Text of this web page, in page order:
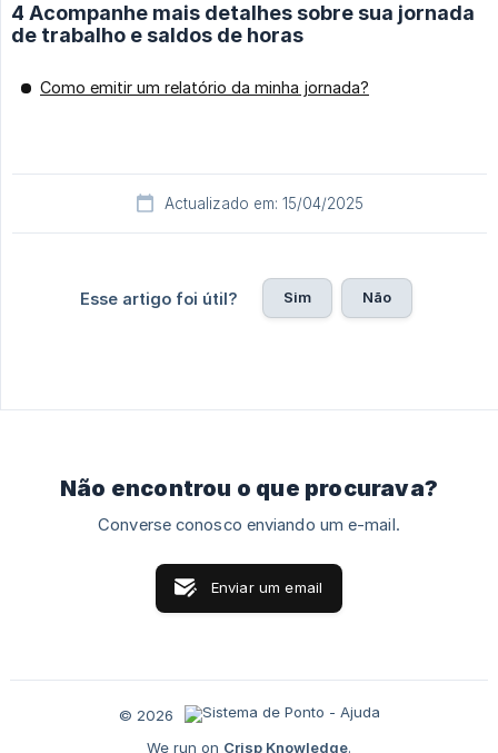
4 Acompanhe mais detalhes sobre sua jornada
de trabalho e saldos de horas
Como emitir um relatório da minha jornada?
Actualizado em: 15/04/2025
Esse artigo foi útil? Sim Não
Não encontrou o que procurava?
Converse conosco enviando um e-mail.
Enviar um email
© 2026
We run on Crisp Knowledge.